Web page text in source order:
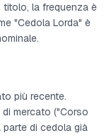
la frequenza è
"Cedola Lorda" è
più recente.
mercato ("Corso
parte di cedola già